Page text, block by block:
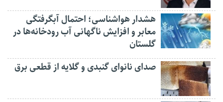
هشدار هواشناسی؛ احتمال آبگرفتگی
معابر و افزایش ناگهانی آب رودخانه‌ها در
گلستان
صدای نانوای گنبدی و گلایه از قطعی برق